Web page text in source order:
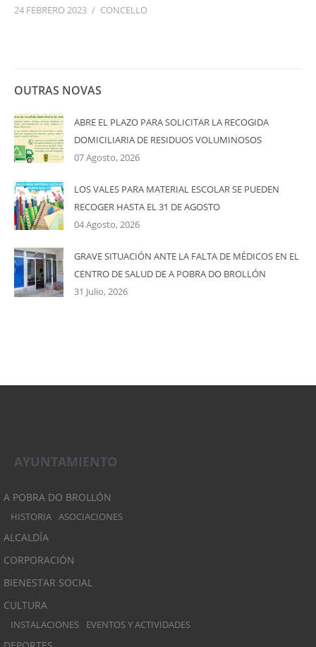
24 FEBRERO 2023 / CONCELLO
OUTRAS NOVAS
ABRE EL PLAZO PARA SOLICITAR LA RECOGIDA
DOMICILIARIA DE RESIDUOS VOLUMINOSOS
07 Agosto, 2026
LOS VALES PARA MATERIAL ESCOLAR SE PUEDEN
RECOGER HASTA EL 31 DE AGOSTO
04 Agosto, 2026
GRAVE SITUACIÓN ANTE LA FALTA DE MÉDICOS EN EL
CENTRO DE SALUD DE A POBRA DO BROLLÓN
31 Julio, 2026
AYUNTAMIENTO
A POBRA DO BROLLÓN
HISTORIA ASOCIACIONES
ALCALDÍA
CORPORACIÓN
BIENESTAR SOCIAL
CULTURA
INSTALACIONES EVENTOS Y ACTIVIDADES